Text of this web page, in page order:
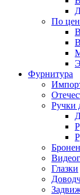
По
Фурнитура
Ручки
Глазки